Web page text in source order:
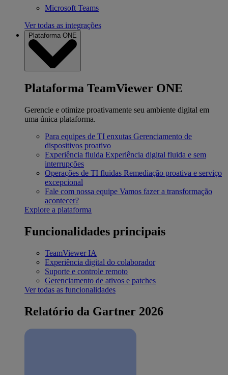
Microsoft Teams
Ver todas as integrações
Plataforma ONE
Plataforma TeamViewer ONE
Gerencie e otimize proativamente seu ambiente digital em
uma única plataforma.
Para equipes de TI enxutas Gerenciamento de
dispositivos proativo
Experiência fluida Experiência digital fluida e sem
interrupções
Operações de TI fluidas Remediação proativa e serviço
excepcional
Fale com nossa equipe Vamos fazer a transformação
acontecer?
Explore a plataforma
Funcionalidades principais
TeamViewer IA
Experiência digital do colaborador
Suporte e controle remoto
Gerenciamento de ativos e patches
Ver todas as funcionalidades
Relatório da Gartner 2026